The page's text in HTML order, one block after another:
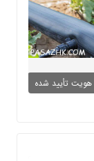
هویت تأیید شده